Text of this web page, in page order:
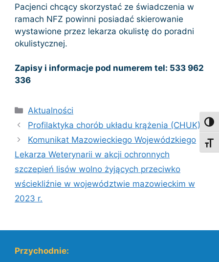
Pacjenci chcący skorzystać ze świadczenia w
ramach NFZ powinni posiadać skierowanie
wystawione przez lekarza okulistę do poradni
okulistycznej.
Zapisy i informacje pod numerem tel: 533 962
336
Kategorie
Aktualności
Profilaktyka chorób układu krążenia (CHUK)
Komunikat Mazowieckiego Wojewódzkiego
Lekarza Weterynarii w akcji ochronnych
szczepień lisów wolno żyjących przeciwko
wściekliźnie w województwie mazowieckim w
2023 r.
Przychodnie: